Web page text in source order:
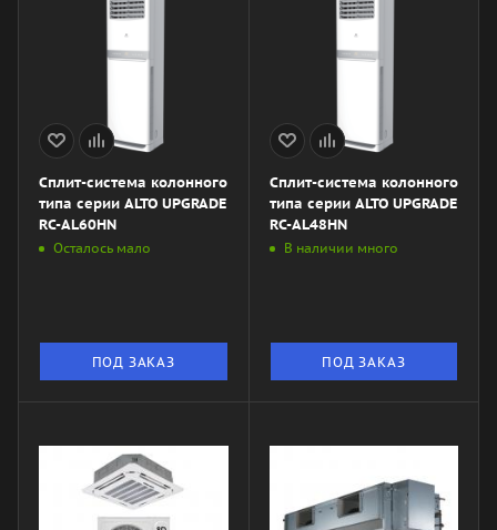
Сплит-система колонного
типа серии ALTO UPGRADE
RC-AL60HN
Осталось мало
ПОД ЗАКАЗ
Сплит-система колонного
типа серии ALTO UPGRADE
RC-AL48HN
В наличии много
ПОД ЗАКАЗ